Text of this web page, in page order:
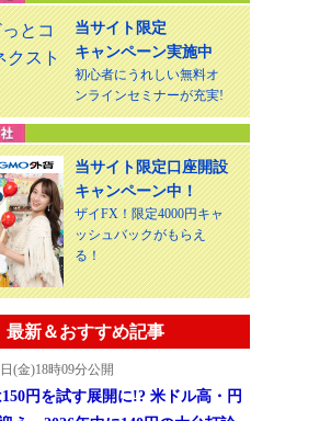
当サイト限定
キャンペーン実施中
初心者にうれしい無料オ
ンラインセミナーが充実!
当サイト限定口座開設
キャンペーン中！
ザイFX！限定4000円キャ
ッシュバックがもらえ
る！
最新＆おすすめ記事
(金)18時09分公開
円を試す展開に!? 米ドル高・円